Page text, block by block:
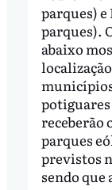
parques) e
parques).
abaixo
potiguares
receberão
parques
previstos
sendo que